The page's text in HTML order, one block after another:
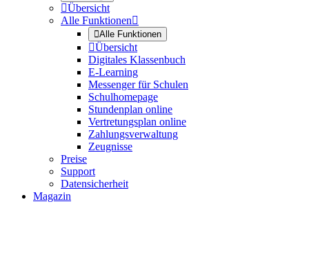
Übersicht
Alle Funktionen
Alle Funktionen
Übersicht
Digitales Klassenbuch
E-Learning
Messenger für Schulen
Schulhomepage
Stundenplan online
Vertretungsplan online
Zahlungsverwaltung
Zeugnisse
Preise
Support
Datensicherheit
Magazin